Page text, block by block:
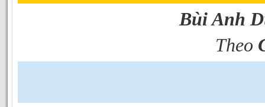
Bùi Anh
Theo